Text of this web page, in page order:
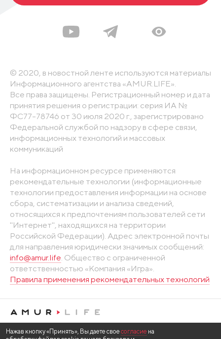
© 2020, в новостной ленте используются материалы
Информационного агентства «AMUR.LIFE».
Все права защищены. Регистрационный номер и дата
принятия решения о регистрации: серия ИА №
ФС77-78746 от 30 июля 2020 г., зарегистрировано
Федеральной службой по надзору в сфере связи,
информационных технологий и массовых
коммуникаций
На информационном ресурсе применяются
рекомендательные технологии (информационные
технологии предоставления информации на основе
сбора, систематизации и анализа сведений,
относящихся к предпочтениям пользователей сети
"Интернет", находящихся на территории
Российской Федерации). Адрес электронной почты
для направления юридически значимых сообщений:
info@amur.life. Общество с ограниченной
ответственностью «Компания «Игра».
Правила применения рекомендательных технологий
Нажав кнопку «Принять», Вы даете свое согласие на